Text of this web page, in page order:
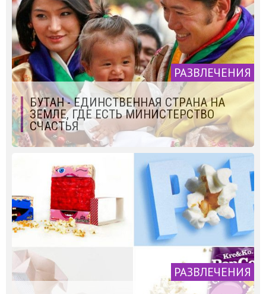
РАЗВЛЕЧЕНИЯ
БУТАН - ЕДИНСТВЕННАЯ СТРАНА НА
ЗЕМЛЕ, ГДЕ ЕСТЬ МИНИСТЕРСТВО
СЧАСТЬЯ
РАЗВЛЕЧЕНИЯ